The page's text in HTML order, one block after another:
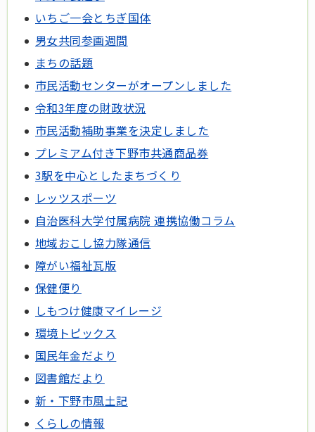
いちご一会とちぎ国体
男女共同参画週間
まちの話題
市民活動センターがオープンしました
令和3年度の財政状況
市民活動補助事業を決定しました
プレミアム付き下野市共通商品券
3駅を中心としたまちづくり
レッツスポーツ
自治医科大学付属病院 連携協働コラム
地域おこし協力隊通信
障がい福祉瓦版
保健便り
しもつけ健康マイレージ
環境トピックス
国民年金だより
図書館だより
新・下野市風土記
くらしの情報